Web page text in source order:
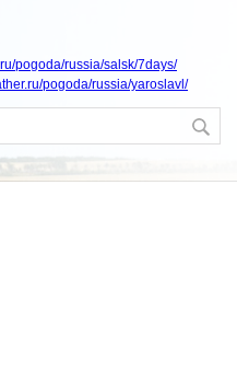
pogoda/russia/salsk/7days/
pogoda/russia/yaroslavl/